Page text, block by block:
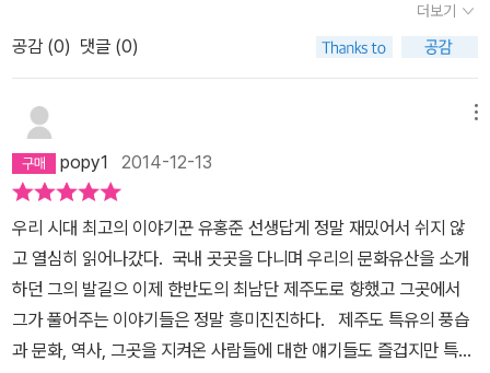
그렇구나.삼성혈 입구의 돌하르방은 의젓하게 잘생긴 돌하르방 모습
이고 관덕정 돌하르방은 위엄 있으면서도 유머도 있고 인간미도 넘친
다. 고개를 6시 5분으로 비스듬히 숙이고 있다는 것도 인상적이다.
여행객들에게 이런 점을 자세히 설명해 주면 역사 유적지를 그냥그냥
지나가지 않고 돌하르방의 표정 하나까지 보고 갈 것이다. 이런 점이
많이 홍보되면 좋겠다. 3. 이 책의 영향1) 해녀박물관에 가 보다-해녀
들의 숨소리 ‘숨비소리’‘숨비소리’라는 뜻을 아는가? ‘숨비소리’라는
명칭은 종종 보고 들었지만 그 의미는 정확히 알지 못했다. 이 책을 통
해 ‘숨비소리’가 해녀들의 슬픈 소리라는 것을 알게 되었다. 물질하고
나와서 숨을 참았던 소리. ‘휘유우우’바다 밑 깊은 곳에서 참고 참았던
숨을 바다 위에서 터뜨리는 한 많은 소리.결국 이 책의 영향으로 애들
을 데리고 해녀박물관에 다녀왔다. 실제 오디오를 통해 들려오는 숨
된다. 반가운 마음에 나의 문화유산답사기를 접한 것은 그래도 내가
걸었던 장소를 책속에서 다시 만나면 얼마나 반가울까 하는 마음도
있었는데 머릿글을 읽고 목차를 보면서 아차싶었다. 올레코스로 유명
한 곳을 비껴간다는 말에 그러했고 목차를 보니 내가 걸었던 곳이 어
째 하나도 없었기 때문이다. 두 발로 걸어도 얼마나 많은 사람들이 찾
는 곳을 걸었는가 싶었다. 그래서인지 읽는 내내 내가 본 제주도가 아
닌 또 다른 제주도를 만나는 느낌이었다. 여행을 위해 좋은 경치를 보
기 위해 가는 여행이 아니라 답사라는 점은 다시 인지하게 되는 순간
이다. 답사의 묘미는 여행자로 그 곳의 풍광을 보고 나혼자 좋구나..로
끝내는 것이 아닌 듯하다. 짧은 시간이지만 그곳에서 사는 사람들의
마음과 역사를 이해하기 위해 사전 공부도 하고 실제로 밟으면서 느
끼는 것이 목적이 되는 것 같다. 맞는지는 모르겠지만 나름 그런 생각
더보기
공감 (0) 댓글 (0)
popy1 2014-12-13
우리 시대 최고의 이야기꾼 유홍준 선생답게 정말 재밌어서 쉬지 않
고 열심히 읽어나갔다. 국내 곳곳을 다니며 우리의 문화유산을 소개
하던 그의 발길으 이제 한반도의 최남단 제주도로 향했고 그곳에서
그가 풀어주는 이야기들은 정말 흥미진진하다. 제주도 특유의 풍습
과 문화, 역사, 그곳을 지켜온 사람들에 대한 얘기들도 즐겁지만 특히